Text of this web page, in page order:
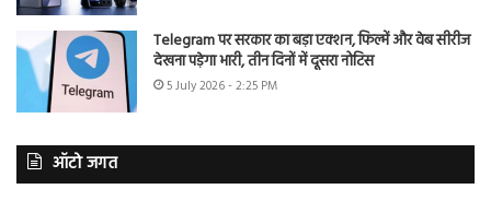
Telegram पर सरकार का बड़ा एक्शन, फिल्में और वेब सीरीज
देखना पड़ेगा भारी, तीन दिनों में दूसरा नोटिस
5 July 2026 - 2:25 PM
ऑटो जगत